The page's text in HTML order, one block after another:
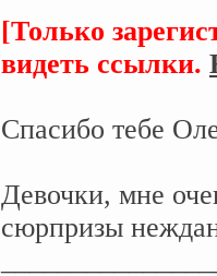
[Только
видеть ссылки.
Спасибо тебе
Девочки, мне
сюрпризы